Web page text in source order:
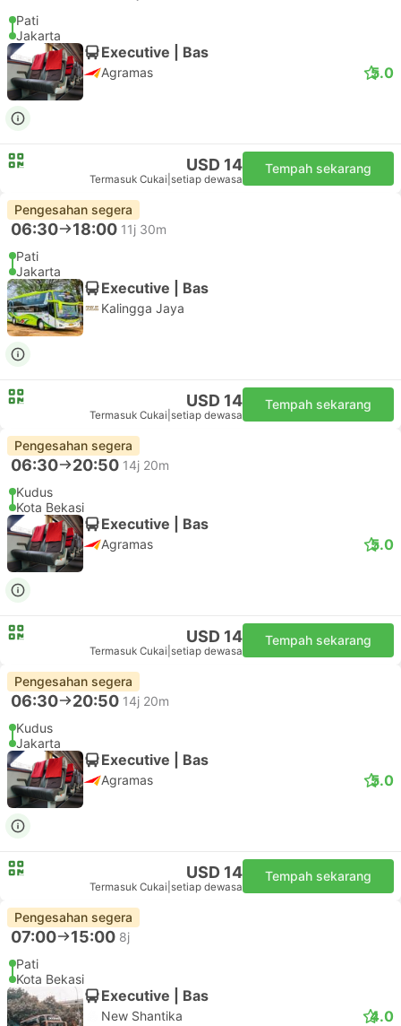
Pati
Jakarta
Executive | Bas
Agramas 5.0
USD 14
Termasuk Cukai setiap dewasa
Tempah sekarang
Pengesahan segera
06:30 18:00 11j 30m
Pati
Jakarta
Executive | Bas
Kalingga Jaya
USD 14
Termasuk Cukai setiap dewasa
Tempah sekarang
Pengesahan segera
06:30 20:50 14j 20m
Kudus
Kota Bekasi
Executive | Bas
Agramas 5.0
USD 14
Termasuk Cukai setiap dewasa
Tempah sekarang
Pengesahan segera
06:30 20:50 14j 20m
Kudus
Jakarta
Executive | Bas
Agramas 5.0
USD 14
Termasuk Cukai setiap dewasa
Tempah sekarang
Pengesahan segera
07:00 15:00 8j
Pati
Kota Bekasi
Executive | Bas
New Shantika 4.0